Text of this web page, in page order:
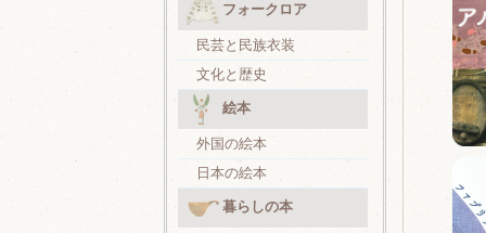
フォークロア
民芸と民族衣装
文化と歴史
絵本
外国の絵本
日本の絵本
暮らしの本